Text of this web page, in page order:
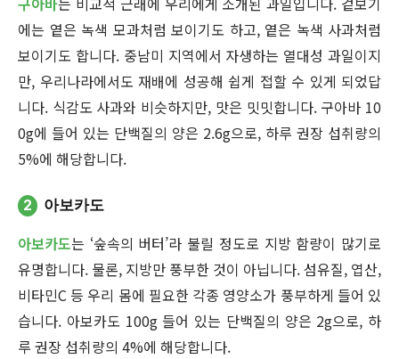
에는 옅은 녹색 모과처럼 보이기도 하고, 옅은 녹색 사과처럼
보이기도 합니다. 중남미 지역에서 자생하는 열대성 과일이지
만, 우리나라에서도 재배에 성공해 쉽게 접할 수 있게 되었답
니다. 식감도 사과와 비슷하지만, 맛은 밋밋합니다. 구아바 10
0g에 들어 있는 단백질의 양은 2.6g으로, 하루 권장 섭취량의
5%에 해당합니다.
2 아보카도
아보카도는 ‘숲속의 버터’라 불릴 정도로 지방 함량이 많기로
유명합니다. 물론, 지방만 풍부한 것이 아닙니다. 섬유질, 엽산,
비타민C 등 우리 몸에 필요한 각종 영양소가 풍부하게 들어 있
습니다. 아보카도 100g 들어 있는 단백질의 양은 2g으로, 하
루 권장 섭취량의 4%에 해당합니다.